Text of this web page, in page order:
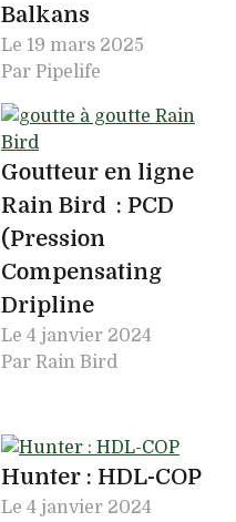
Balkans
Le 19 mars 2025
Par Pipelife
Goutteur en ligne
Rain Bird : PCD
(Pression
Compensating
Dripline
Le 4 janvier 2024
Par Rain Bird
Hunter : HDL-COP
Le 4 janvier 2024